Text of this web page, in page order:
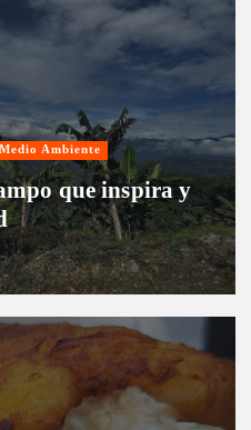
Medio Ambiente
que inspira y